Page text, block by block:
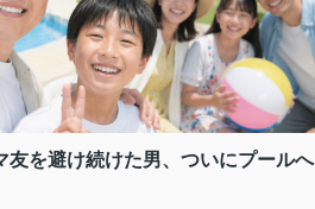
友を避け続けた男、ついにプールへ